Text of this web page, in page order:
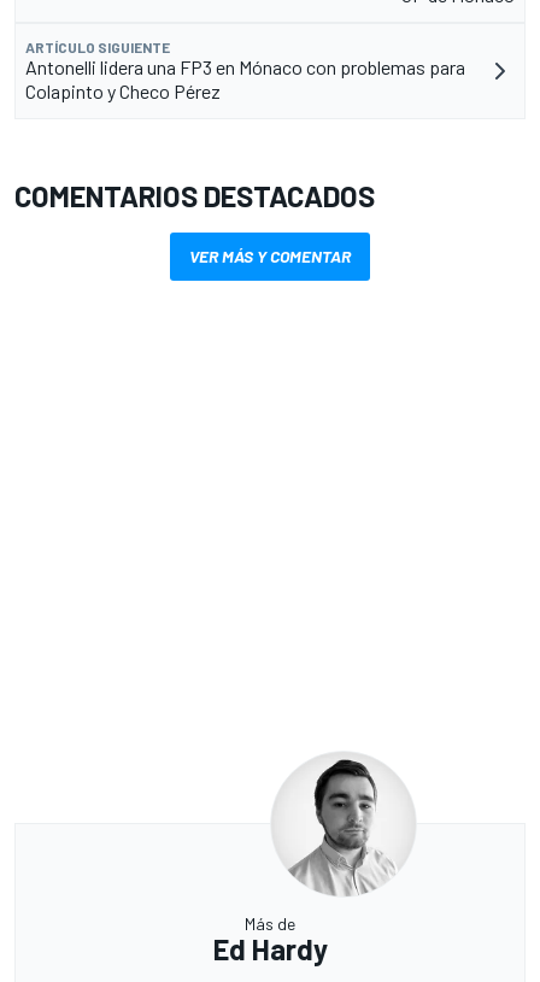
ARTÍCULO SIGUIENTE
Antonelli lidera una FP3 en Mónaco con problemas para
Colapinto y Checo Pérez
COMENTARIOS DESTACADOS
VER MÁS Y COMENTAR
Más de
Ed Hardy